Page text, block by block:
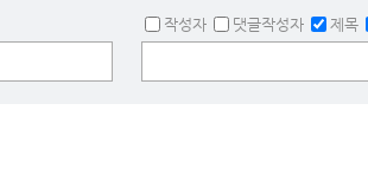
작성자 댓글작성자 제목